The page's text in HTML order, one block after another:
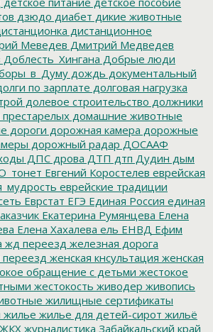
дзюдо диабет дикие животные
дистанционное
Меведев Дмитрий Медведев
Доблесть_Хингана Добрые люди
дождь документальный
по зарплате долговая нагрузка
долевое строительство должники
домашние животные
дороги дорожная камера дорожные
дорожный радар ДОСААФ
ДПС дрова ДТП дтп Дудин дым
Евгений Коростелев еврейская
еврейские традиции
Еврстат ЕГЭ Единая Россия единая
Екатерина Румянцева Елена
Елена Хахалева ель ЕНВД Ефим
жд переезд железная дорога
женская кнсультация женская
обращение с детьми жестокое
жестокость живодер живопись
жилищные сертификаты
жилье жилье для детей-сирот жильё
ЖКХ журналистика Забайкальский край